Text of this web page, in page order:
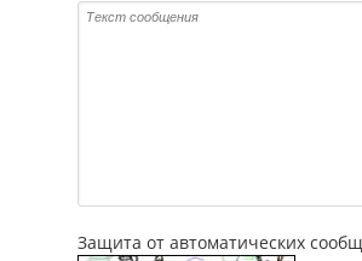
Защита от автоматических